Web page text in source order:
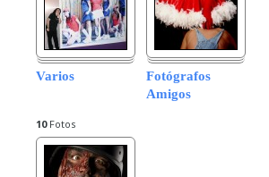
Varios
10Fotos
Fotógrafos
Amigos